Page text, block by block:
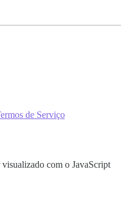
de Serviço
com o JavaScript